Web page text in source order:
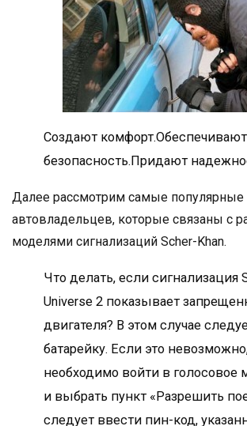
Создают комфорт.Обеспечивают
безопасность.Придают
Далее рассмотрим самые
автовладельцев, которые связаны с
моделями сигнализаций Scher-Khan.
Что делать, если сигнализация
Universe 2 показывает
двигателя? В этом случае
батарейку. Если это
необходимо войти в
и выбрать пункт «Разрешить
следует ввести пин-код,